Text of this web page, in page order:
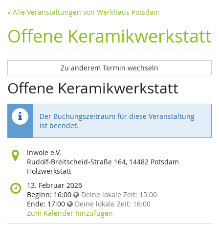
« Alle Veranstaltungen von Werkhaus Potsdam
Offene Keramikwerkstatt
Zu anderem Termin wechseln
Offene Keramikwerkstatt
Der Buchungszeitraum für diese Veranstaltung
ist beendet.
Wo
findet
diese
statt?
Inwole e.V.
Rudolf-Breitscheid-Straße 164, 14482 Potsdam
Holzwerkstatt
Wann
findet
diese
Veranstaltung
statt?
13. Februar 2026
Beginn: 16:00 Deine lokale Zeit: 15:00
Ende: 17:00 Deine lokale Zeit: 16:00
Zum Kalender hinzufügen